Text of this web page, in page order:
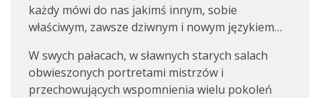
każdy mówi do nas jakimś innym, sobie
właściwym, zawsze dziwnym i nowym językiem…
W swych pałacach, w sławnych starych salach
obwieszonych portretami mistrzów i
przechowujących wspomnienia wielu pokoleń